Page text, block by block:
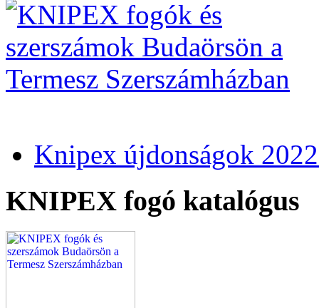
Knipex újdonságok
KNIPEX fogó katalógus